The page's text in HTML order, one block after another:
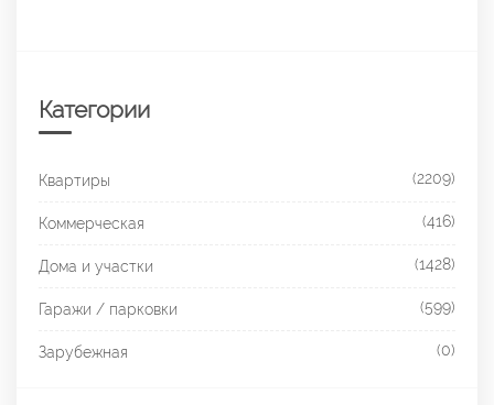
Категории
Квартиры (2209)
Коммерческая (416)
Дома и участки (1428)
Гаражи / парковки (599)
Зарубежная (0)